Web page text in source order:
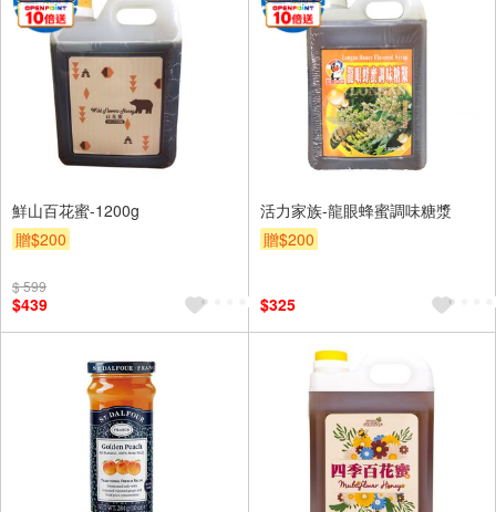
鮮山百花蜜-1200g
贈$200
$ 599
$439
活力家族-龍眼蜂蜜調味糖漿
贈$200
$325